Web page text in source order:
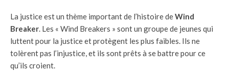
La justice est un thème important de l’histoire deWind
Breaker. Les « Wind Breakers » sont un groupe de jeunes qui
luttent pour la justice et protègent les plus faibles. Ils ne
tolèrent pas l’injustice, et ils sont prêts à se battre pour ce
qu’ils croient.